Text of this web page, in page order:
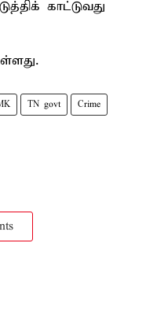
காட்டுவது
TN govt Crime